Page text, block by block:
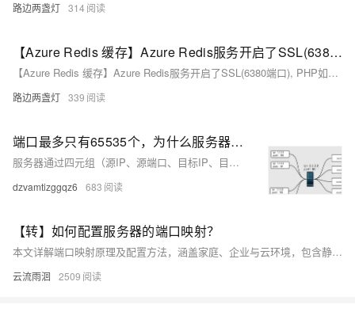
路边两盏灯 314
【Azure Redis 缓存】Azure Redis服务开启了SSL(6380端口), PHP如何访问缓存呢？
【Azure Redis 缓存】Azure Redis服务开启了SSL(6380端口), PHP如何访问缓存呢？
路边两盏灯 339
端口最多只有65535个，为什么服务器能承受百万并发
服务器通过四元组（源IP、源端口、目标IP、目标端口）识别不同TCP连接，每条连接对应独立socket。数据包携带四元组信息，服务端据此查找对应socket进行通信。只要四元组任一元素不同，即视为新连接，可创建独立socket。资源充足时，单进程可支持百万级并发连接，socket与端口非一一对应。
dzvamtizggqz6 683
【转】如何配置服务器的端口映射？
本文详解端口映射原理及配置方法，涵盖家庭、企业与云环境，包含静态、动态与双向映射类型，并提供常见问题解决方案。
云流雨洄 2509